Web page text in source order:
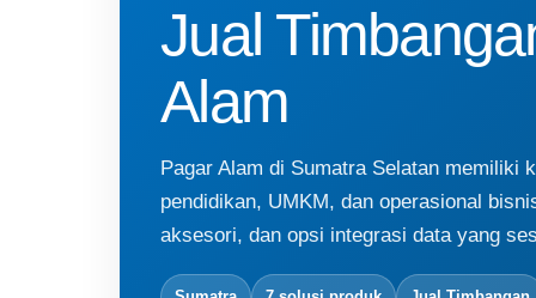
Jual
Alam
Pagar Alam di Sumatra Selatan memiliki
pendidikan, UMKM, dan operasional
aksesori, dan opsi integrasi data yang